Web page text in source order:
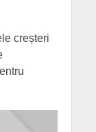
creșteri